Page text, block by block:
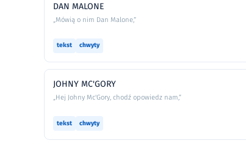
DAN MALONE
„Mówią o nim Dan Malone,”
tekst chwyty
JOHNY MC'GORY
„Hej Johny Mc'Gory, chodź opowiedz nam,”
tekst chwyty